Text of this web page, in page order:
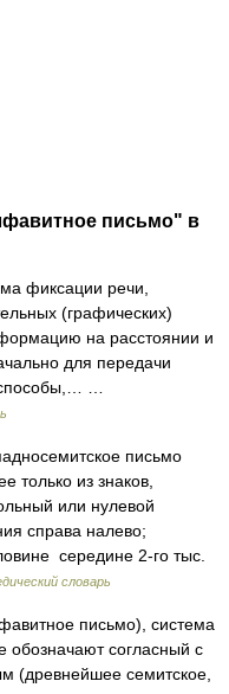
письмо" в
фиксации речи,
(графических)
на расстоянии и
для передачи
способы,… …
письмо
только из знаков,
или нулевой
справа налево;
середине 2‑го тыс.
словарь
письмо), система
обозначают согласный с
(древнейшее семитское,